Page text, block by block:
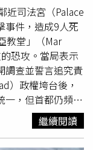
近司法宮（Palace
事件，造成9人死
教堂」（Mar
恐攻。當局表示
調查並誓言追究責
）政權垮台後，
一，但首都仍頻繁
早報》報導，截至
亞國營電視台表
繼續閱讀